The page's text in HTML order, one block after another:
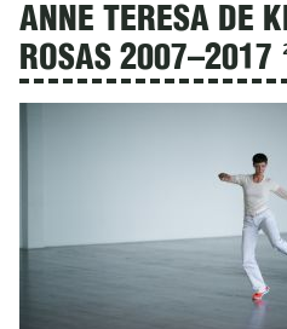
ANNE TERESA DE
ROSAS 2007–2017